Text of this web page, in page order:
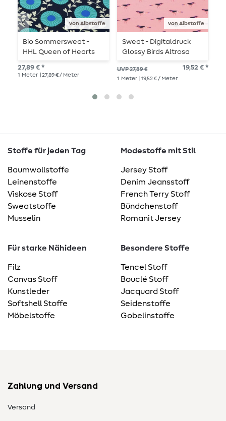
von Albstoffe
Bio Sommersweat -
HHL Queen of Hearts
Court Garden Navy
27,89 € *
1 Meter | 27,89 € / Meter
von Albstoffe
Sweat - Digitaldruck
Glossy Birds Altrosa
UVP 27,89 € 19,52 € *
1 Meter | 19,52 € / Meter
Stoffe für jeden Tag
Baumwollstoffe
Leinenstoffe
Viskose Stoff
Sweatstoffe
Musselin
Modestoffe mit Stil
Jersey Stoff
Denim Jeansstoff
French Terry Stoff
Bündchenstoff
Romanit Jersey
Für starke Nähideen
Filz
Canvas Stoff
Kunstleder
Softshell Stoffe
Möbelstoffe
Besondere Stoffe
Tencel Stoff
Bouclé Stoff
Jacquard Stoff
Seidenstoffe
Gobelinstoffe
Zahlung und Versand
Versand